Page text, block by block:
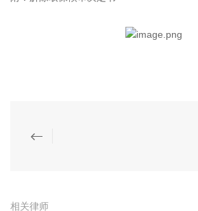
相关律师